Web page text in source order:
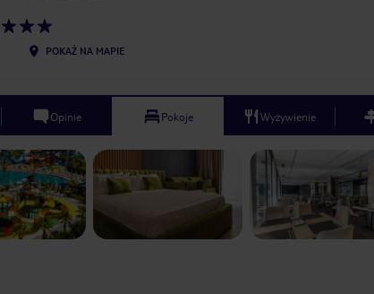
POKAŻ NA MAPIE
Opinie Pokoje Wyżywienie